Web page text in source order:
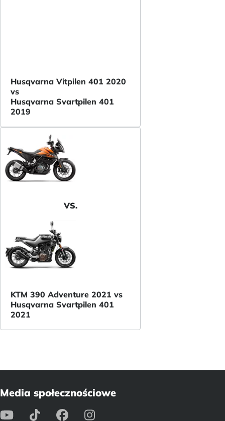
Husqvarna Vitpilen 401 2020
vs
Husqvarna Svartpilen 401
2019
VS.
KTM 390 Adventure 2021 vs
Husqvarna Svartpilen 401
2021
Media społecznościowe